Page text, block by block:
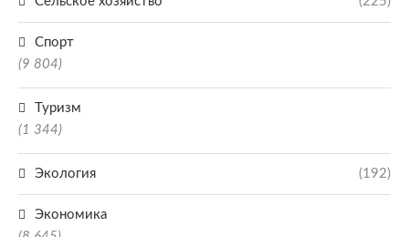
Спорт
(9 804)
Туризм
(1 344)
Экология (192)
Экономика